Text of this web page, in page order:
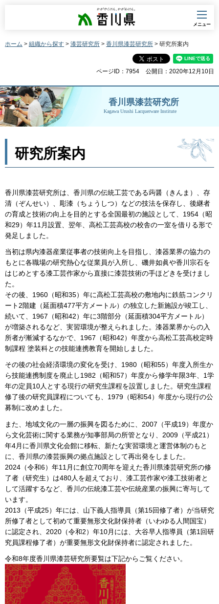
香川県
メニュー
ホーム > 組織から探す > 漆芸研究所 > 香川県漆芸研究所 > 研究所案内
ページID：7954 公開日：2020年12月10日
香川県漆芸研究所
Kagawa Urushi Lacquerware Institute
研究所案内
香川県漆芸研究所は、香川県の伝統工芸である蒟醤（きんま）、存
清（ぞんせい）、彫漆（ちょうしつ）などの技法を保存し、後継者
の育成と技術の向上を目的とする全国最初の施設として、1954（昭
和29）年11月設置、翌年、高松工芸高校の校舎の一室を借りる形で
発足しました。
当初は県内漆器産業従事者の技術向上を目指し、漆器業界の協力の
もとに各職場の研究熱心な従業員が入所し、磯井如眞や香川宗石を
はじめとする漆工芸作家から直接に漆芸技術の手ほどきを受けまし
た。
その後、1960（昭和35）年に高松工芸高校の敷地内に鉄筋コンクリ
ート2階建（延面積477平方メートル）の独立した新施設が竣工し、
続いて、1967（昭和42）年に3階部分（延面積304平方メートル）
が増築されるなど、実習環境が整えられました。漆器業界からの入
所者が漸減するなかで、1967（昭和42）年度から高松工芸高校定時
制課程 塗装科との技能連携教育を開始しました。
その後の社会経済環境の変化を受け、1980（昭和55）年度入所生か
ら技能連携制度を廃止し1982（昭和57）年度から修学年限3年、1学
年の定員10人とする現行の研究生課程を設置しました。研究生課程
修了後の研究員課程についても、1979（昭和54）年度から現行の公
募制に改めました。
また、地域文化の一層の振興を図るために、2007（平成19）年度か
ら文化芸術に関する業務が知事部局の所管となり、2009（平成21）
年4月に香川県文化会館に移転、新たな実習環境と運営体制のもと
に、香川県の漆芸振興の拠点施設として再出発をしました。
2024（令和6）年11月に創立70周年を迎えた香川県漆芸研究所の修
了者（研究生）は480人を超えており、漆工芸作家や漆工技術者と
して活躍するなど、香川の伝統漆工芸や伝統産業の振興に寄与して
います。
2013（平成25）年には、山下義人指導員（第15回修了者）が当研究
所修了者として初めて重要無形文化財保持者（いわゆる人間国宝）
に認定され、2020（令和2）年10月には、大谷早人指導員（第1回研
究員課程修了者）が重要無形文化財保持者に認定されました。
令和8年度香川県漆芸研究所要覧は下記からご覧ください。